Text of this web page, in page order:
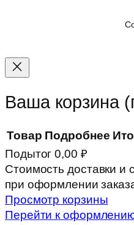
Ваша корзина
Товары
в
корзине
Товар Подробнее
Подытог0,00 ₽
Стоимость доставки и
при оформлении
Просмотр корзины
Перейти к